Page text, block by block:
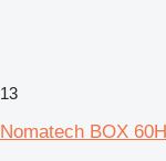
13
Nomatech BOX 60H